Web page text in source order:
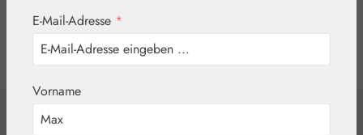
Werkzeugleiste anzeigen
Home
E-Mail-Adresse *
Vorname